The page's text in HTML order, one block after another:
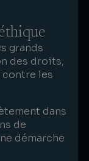
grands
des droits,
les
dans
de
démarche